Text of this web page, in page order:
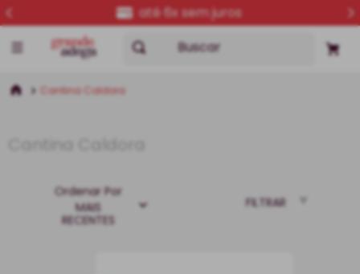
até 6x sem juros
Buscar
Cantina Caldora
Ordenar Por
MAIS
RECENTES
FILTRAR